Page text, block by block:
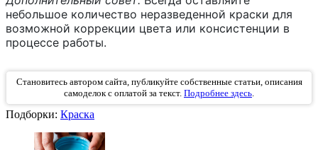
небольшое количество неразведенной краски для
возможной коррекции цвета или консистенции в
процессе работы.
Становитесь автором сайта, публикуйте собственные статьи, описания
самоделок с оплатой за текст. Подробнее здесь
Подборки: Краска